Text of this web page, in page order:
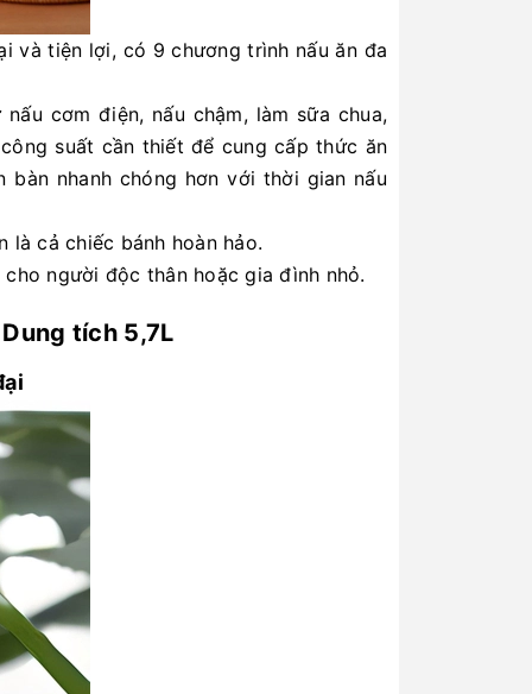
và tiện lợi, có 9 chương trình nấu ăn đa
cơm điện, nấu chậm, làm sữa chua,
suất cần thiết để cung cấp thức ăn
nhanh chóng hơn với thời gian nấu
là cả chiếc bánh hoàn hảo.
người độc thân hoặc gia đình nhỏ.
tích 5,7L